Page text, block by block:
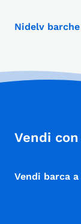
Nidelv
Vendi
Vendi barca